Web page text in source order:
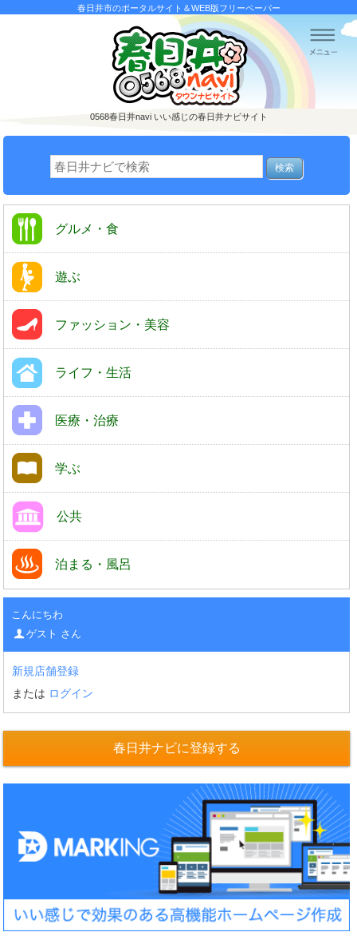
春日井市のポータルサイト＆WEB版フリーペーパー
0568春日井naviいい感じの春日井ナビサイト
グルメ・食
遊ぶ
ファッション・美容
ライフ・生活
医療・治療
学ぶ
公共
泊まる・風呂
こんにちわ
ゲスト さん
新規店舗登録
または ログイン
春日井ナビに登録する